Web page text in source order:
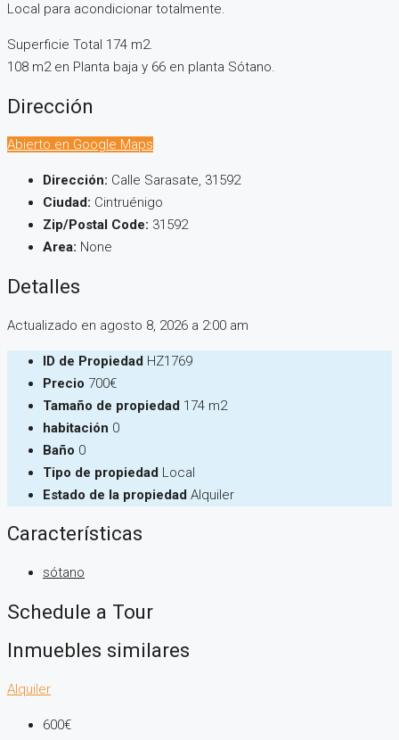
Local para acondicionar totalmente.
Superficie Total 174 m2.
108 m2 en Planta baja y 66 en planta Sótano.
Dirección
Abierto en Google Maps
Dirección: Calle Sarasate, 31592
Ciudad: Cintruénigo
Zip/Postal Code: 31592
Area: None
Detalles
Actualizado en agosto 8, 2026 a 2:00 am
ID de Propiedad HZ1769
Precio 700€
Tamaño de propiedad 174 m2
habitación 0
Baño 0
Tipo de propiedad Local
Estado de la propiedad Alquiler
Características
sótano
Schedule a Tour
Inmuebles similares
Alquiler
600€